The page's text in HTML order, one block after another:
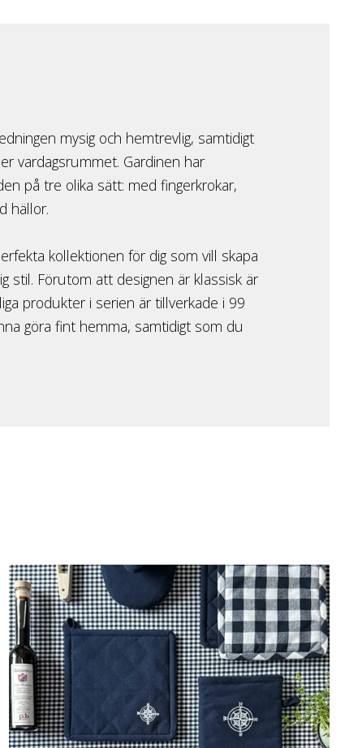
mysig och hemtrevlig, samtidigt
vardagsrummet. Gardinen har
på tre olika sätt: med fingerkrokar,
hällor.
kollektionen för dig som vill skapa
stil. Förutom att designen är klassisk är
produkter i serien är tillverkade i 99
göra fint hemma, samtidigt som du